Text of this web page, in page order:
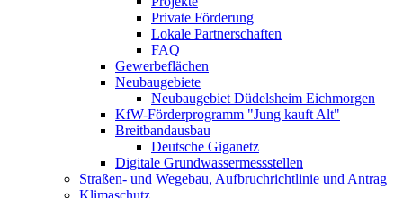
Private Förderung
Lokale Partnerschaften
FAQ
Gewerbeflächen
Neubaugebiete
Neubaugebiet Düdelsheim Eichmorgen
KfW-Förderprogramm "Jung kauft Alt"
Breitbandausbau
Deutsche Giganetz
Digitale Grundwassermessstellen
Straßen- und Wegebau, Aufbruchrichtlinie und Antrag
Klimaschutz